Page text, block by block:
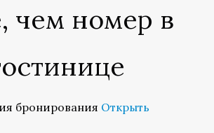
чем номер в
бронирования Открыть